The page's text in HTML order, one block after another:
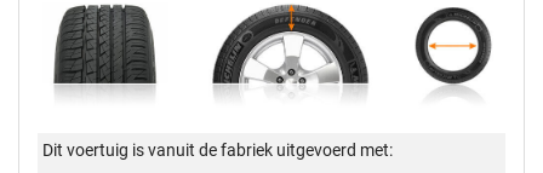
Dit voertuig is vanuit de fabriek uitgevoerd met: